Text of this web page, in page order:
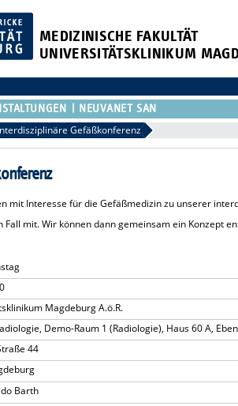
MEDIZINISCHE FAKULTÄT
UNIVERSITÄTSKLINIKUM
NEUVANET SAN
Gefäßkonferenz
mit Interesse für die Gefäßmedizin zu unserer
Fall mit. Wir können dann gemeinsam ein Konzept
Magdeburg A.ö.R.
Demo-Raum 1 (Radiologie), Haus 60 A,
44
Barth